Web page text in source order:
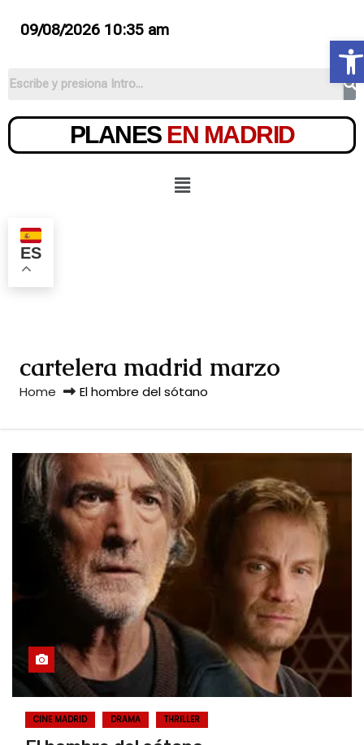
09/08/2026 10:35 am
PLANES EN MADRID
ES
cartelera madrid marzo
Home El hombre del sótano
CINE MADRID DRAMA THRILLER